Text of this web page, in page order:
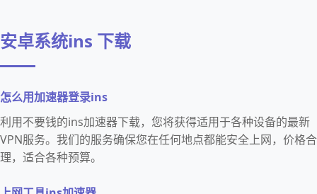
安卓系统ins 下载
怎么用加速器登录ins
利用不要钱的ins加速器下载，您将获得适用于各种设备的最新
VPN服务。我们的服务确保您在任何地点都能安全上网，价格合
理，适合各种预算。